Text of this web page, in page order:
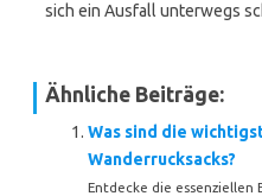
sich ein Ausfall unterwegs
Ähnliche Beiträge:
Was sind die
Wanderrucksacks?
Entdecke die essenziellen